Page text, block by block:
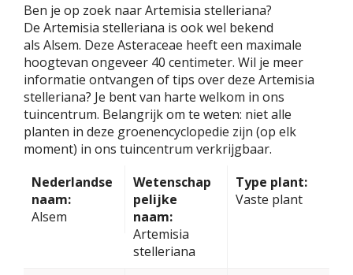
Ben je op zoek naar Artemisia stelleriana?
De Artemisia stelleriana is ook wel bekend
als Alsem. Deze Asteraceae heeft een maximale
hoogtevan ongeveer 40 centimeter. Wil je meer
informatie ontvangen of tips over deze Artemisia
stelleriana? Je bent van harte welkom in ons
tuincentrum. Belangrijk om te weten: niet alle
planten in deze groenencyclopedie zijn (op elk
moment) in ons tuincentrum verkrijgbaar.
Nederlandse
naam:
Alsem
Wetenschap
pelijke
naam:
Artemisia
stelleriana
Type plant:
Vaste plant